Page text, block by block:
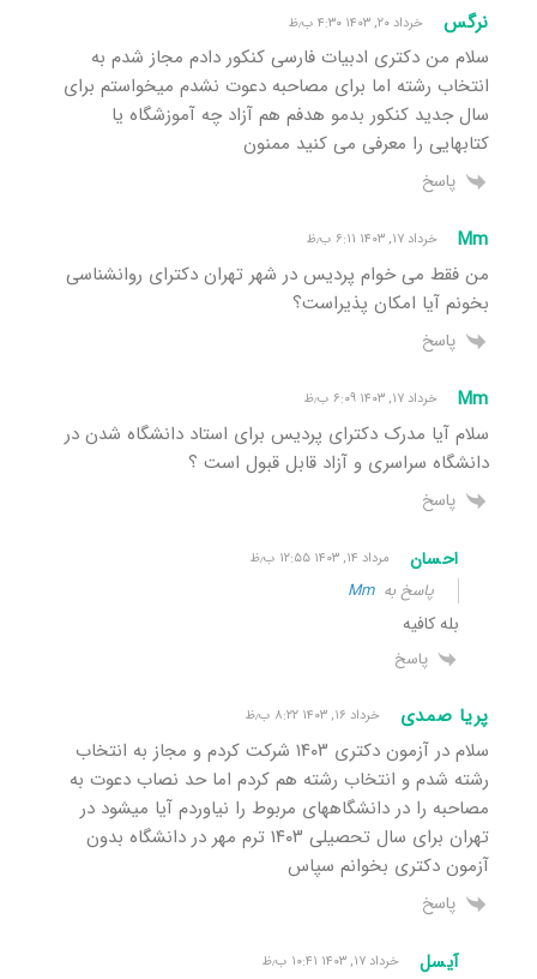
نرگس خرداد ۲۰, ۱۴۰۳ ۴:۳۰ ب٫ظ
سلام من دکتری ادبیات فارسی کنکور دادم مجاز شدم به
انتخاب رشته اما برای مصاحبه دعوت نشدم میخواستم برای
سال جدید کنکور بدمو هدفم هم آزاد چه آموزشگاه یا
کتابهایی را معرفی می کنید ممنون
پاسخ
Mm خرداد ۱۷, ۱۴۰۳ ۶:۱۱ ب٫ظ
من فقط می خوام پردیس در شهر تهران دکترای روانشناسی
بخونم آیا امکان پذیراست؟
پاسخ
Mm خرداد ۱۷, ۱۴۰۳ ۶:۰۹ ب٫ظ
سلام آیا مدرک دکترای پردیس برای استاد دانشگاه شدن در
دانشگاه سراسری و آزاد قابل قبول است ؟
پاسخ
احسان مرداد ۱۴, ۱۴۰۳ ۱۲:۵۵ ب٫ظ
پاسخ بهMm
بله کافیه
پاسخ
پریا صمدی خرداد ۱۶, ۱۴۰۳ ۸:۲۲ ب٫ظ
سلام در آزمون دکتری ۱۴۰۳ شرکت کردم و مجاز به انتخاب
رشته شدم و انتخاب رشته هم کردم اما حد نصاب دعوت به
مصاحبه را در دانشگاههای مربوط را نیاوردم آیا میشود در
تهران برای سال تحصیلی ۱۴۰۳ ترم مهر در دانشگاه بدون
آزمون دکتری بخوانم سپاس
پاسخ
آیسل خرداد ۱۷, ۱۴۰۳ ۱۰:۴۱ ب٫ظ